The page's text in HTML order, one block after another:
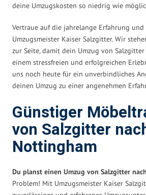
deine Umzugskosten so niedrig wie
Vertraue auf die jahrelange Erfahrung und
Umzugsmeister Kaiser Salzgitter. Wir
zur Seite, damit dein Umzug von
einem stressfreien und erfolgreichen
uns noch heute für ein unverbindliches
deinen Umzug zu einer angenehmen
Günstiger
von Salzgitter
Nottingham
Du planst einen Umzug von Salzgitter
Problem! Mit Umzugsmeister Kaiser